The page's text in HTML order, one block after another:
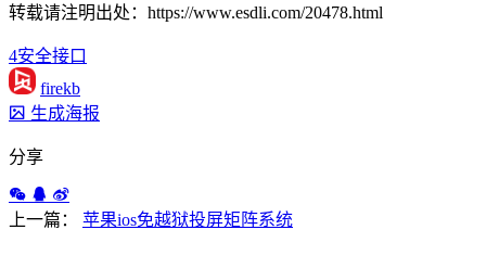
转载请注明出处：https://www.esdli.com/20478.html
4安全接口
firekb
生成海报
分享
上一篇： 苹果ios免越狱投屏矩阵系统